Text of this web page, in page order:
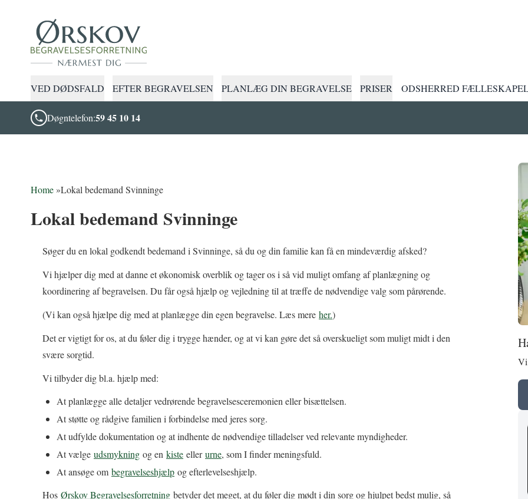
VED DØDSFALD EFTER BEGRAVELSEN PLANLÆG DIN BEGRAVELSE PRISER ODSHERRED
Døgntelefon:59 45 10 14
Home » Lokal bedemand Svinninge
Lokal bedemand Svinninge
Søger du en lokal godkendt bedemand i Svinninge, så du og din familie kan få en mindeværdig afsked?
Vi hjælper dig med at danne et økonomisk overblik og tager os i så vid muligt omfang af planlægning og
koordinering af begravelsen. Du får også hjælp og vejledning til at træffe de nødvendige valg som pårørende.
(Vi kan også hjælpe dig med at planlægge din egen begravelse. Læs mere her.)
Det er vigtigt for os, at du føler dig i trygge hænder, og at vi kan gøre det så overskueligt som muligt midt i den
svære sorgtid.
Vi tilbyder dig bl.a. hjælp med:
At planlægge alle detaljer vedrørende begravelsesceremonien eller bisættelsen.
At støtte og rådgive familien i forbindelse med jeres sorg.
At udfylde dokumentation og at indhente de nødvendige tilladelser ved relevante myndigheder.
At vælge udsmykning og en kiste ellerurne, som I finder meningsfuld.
At ansøge om begravelseshjælp og efterlevelseshjælp.
Hos Ørskov Begravelsesforretning betyder det meget, at du føler dig mødt i din sorg og hjulpet bedst mulig, så
Vi